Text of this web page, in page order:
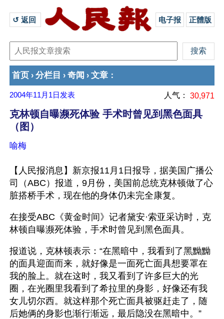
↺ 返回 电子报 正體版
首页 › 分栏目 › 奇闻 › 文章 ：
2004年11月1日 发表 人气： 30,971
克林顿自曝濒死体验 手术时曾见到黑色面具
（图）
喻梅
【人民报消息】新京报11月1日报导，据美国广播公
司（ABC）报道，9月份，美国前总统克林顿做了心
脏搭桥手术，现在他的身体仍未完全康复。
在接受ABC《黄金时间》记者黛安·索亚采访时，克
林顿自曝濒死体验，手术时曾见到黑色面具。
报道说，克林顿表示：“在黑暗中，我看到了黑黝黝
的面具迎面而来，就好像是一面死亡面具想要罩在
我的脸上。就在这时，我又看到了许多巨大的光
圈，在光圈里我看到了希拉里的身影，好像还有我
女儿切尔西。就这样那个死亡面具被驱赶走了，随
后她俩的身影也渐行渐远，最后隐没在黑暗中。”